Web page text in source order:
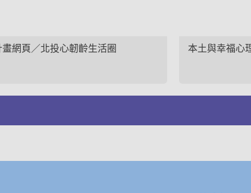
網頁／北投心韌齡生活圈 本土與幸福心